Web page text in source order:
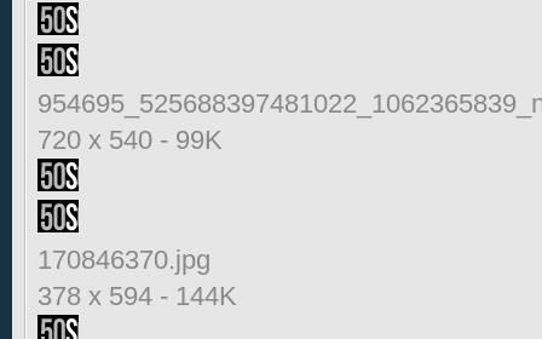
720 x 540 - 99K
170846370.jpg
378 x 594 - 144K